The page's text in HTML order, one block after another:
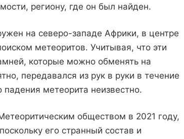
региону, где он был найден.
на северо-западе Африки, в центре
метеоритов. Учитывая, что эти
которые можно обменять на
передавался из рук в руки в течение
падения метеорита неизвестно.
обществом в 2021 году,
его странный состав и